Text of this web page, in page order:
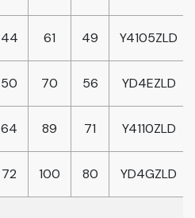
44 61 49 Y4105ZLD
50 70 56 YD4EZLD
64 89 71 Y4110ZLD
72 100 80 YD4GZLD